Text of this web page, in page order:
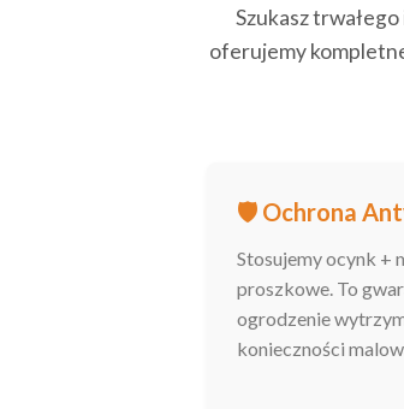
Szukasz
oferujemy
🛡️ Ochrona
Stosujemy ocynk +
proszkowe. To
ogrodzenie
konieczności